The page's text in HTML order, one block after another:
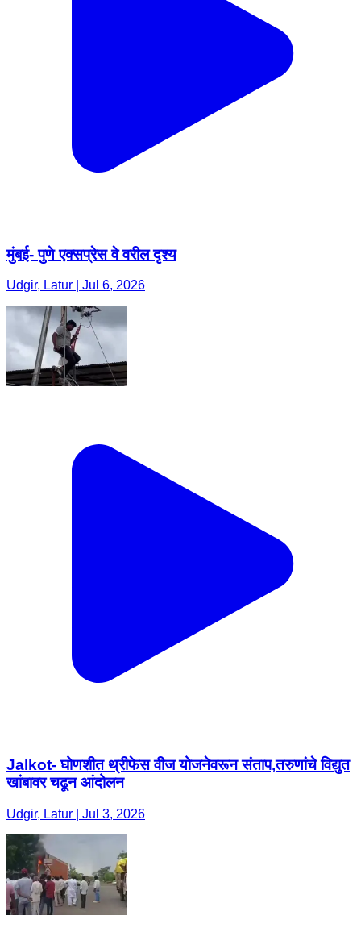
मुंबई- पुणे एक्सप्रेस वे वरील दृश्य
Udgir, Latur | Jul 6, 2026
Jalkot- घोणशीत थ्रीफेस वीज योजनेवरून संताप,तरुणांचे विद्युत
खांबावर चढून आंदोलन
Udgir, Latur | Jul 3, 2026